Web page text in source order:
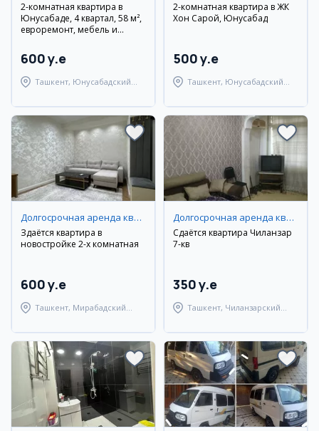
2-комнатная квартира в
Юнусабаде, 4 квартал, 58 м²,
евроремонт, мебель и
600 y.e
Ташкент, Юнусабадский
2-комнатная квартира в ЖК
Хон Сарой, Юнусабад
500 y.e
Ташкент, Юнусабадский
Долгосрочная аренда квартир
Здаётся квартира в
новостройке 2-х комнатная
600 y.e
Ташкент, Мирабадский
Долгосрочная аренда квартир
Сдаётся квартира Чиланзар
7-кв
350 y.e
Ташкент, Чиланзарский